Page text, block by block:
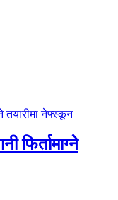
फिर्तामाग्ने